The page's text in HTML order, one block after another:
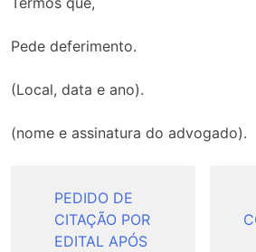
Pede deferimento.
(Local, data e ano).
(nome e assinatura do advogado).
Post
PEDIDO DE
CITAÇÃO POR
EDITAL APÓS